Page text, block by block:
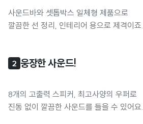
사운드바와 셋톱박스 일체형 제품으로
깔끔한 선 정리, 인테리어 용으로 제격이죠.
2 웅장한 사운드!
8개의 고출력 스피커, 최고사양의 우퍼로
진동 없이 깔끔한 사운드를 들을 수 있어요.